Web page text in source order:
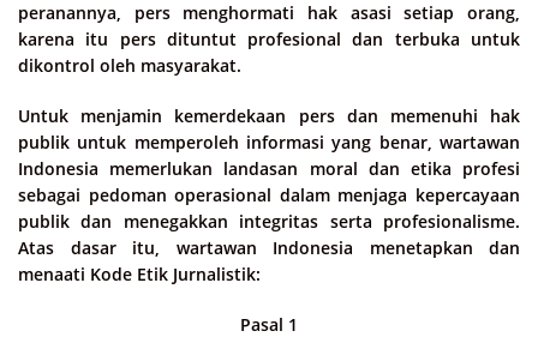
peranannya, pers menghormati hak asasi setiap orang,
karena itu pers dituntut profesional dan terbuka untuk
dikontrol oleh masyarakat.
Untuk menjamin kemerdekaan pers dan memenuhi hak
publik untuk memperoleh informasi yang benar, wartawan
Indonesia memerlukan landasan moral dan etika profesi
sebagai pedoman operasional dalam menjaga kepercayaan
publik dan menegakkan integritas serta profesionalisme.
Atas dasar itu, wartawan Indonesia menetapkan dan
menaati Kode Etik Jurnalistik:
Pasal 1